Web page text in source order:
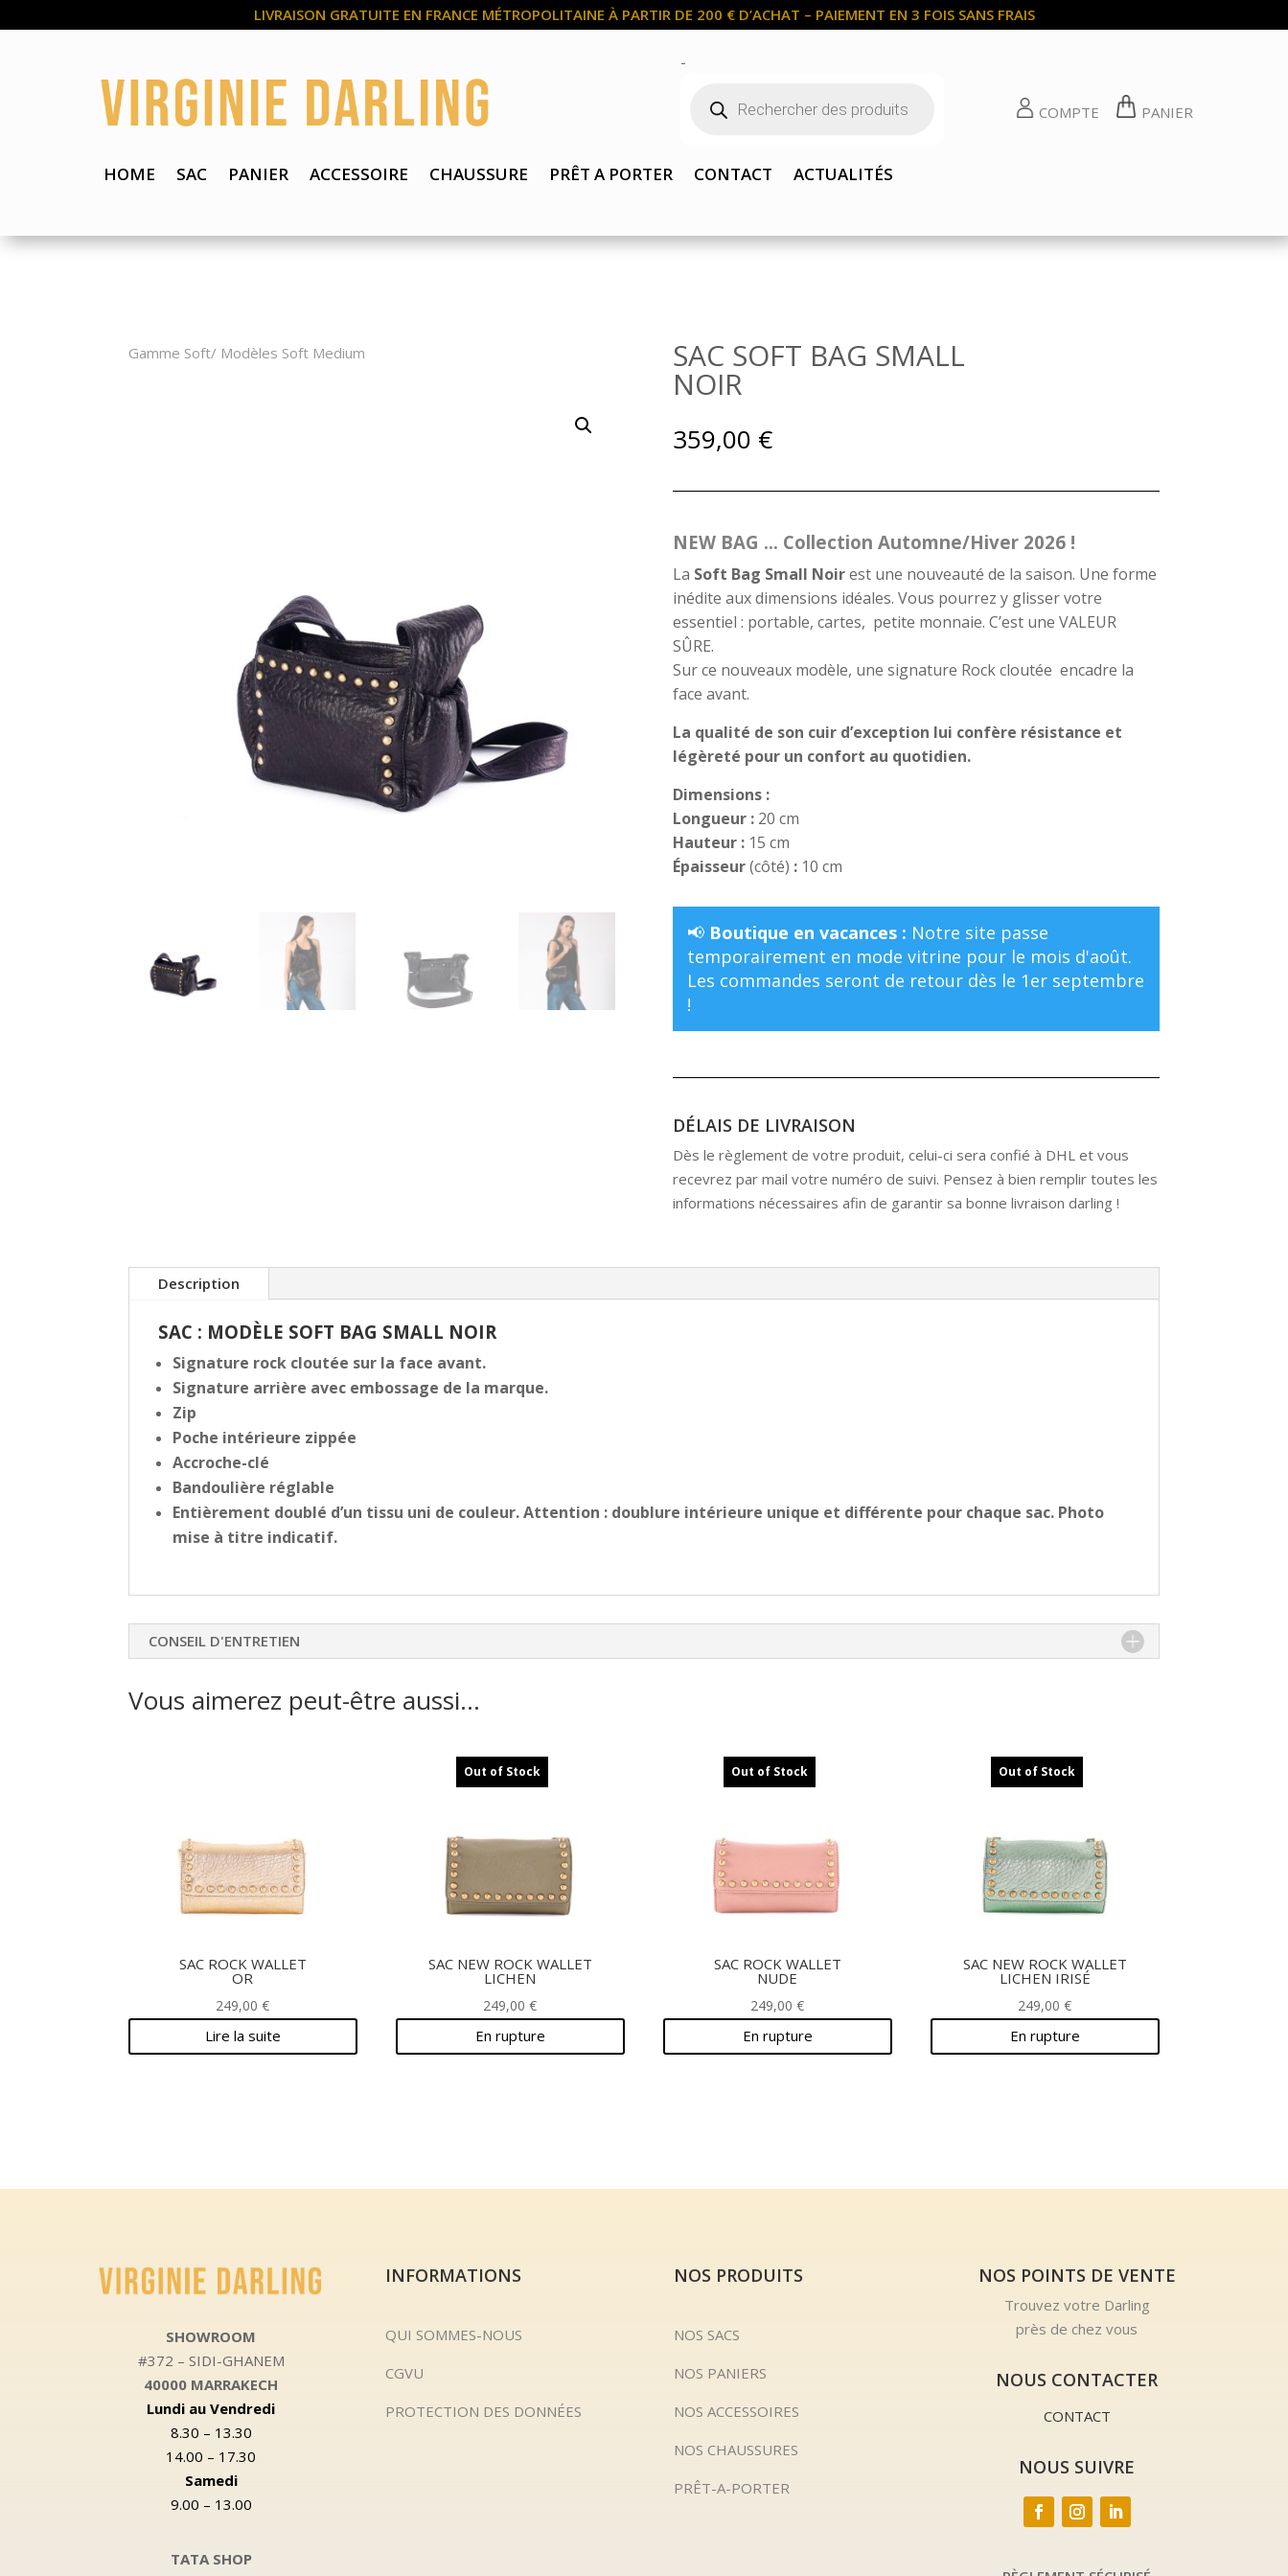
LIVRAISON GRATUITE EN FRANCE MÉTROPOLITAINE À PARTIR DE 200 € D’ACHAT – PAIEMENT EN 3 FOIS SANS FRAIS
-
produits COMPTE PANIER
HOME SAC PANIER ACCESSOIRE CHAUSSURE PRÊT A PORTER CONTACT ACTUALITÉS
Gamme Soft/ Modèles Soft Medium SAC SOFT BAG SMALL
NOIR
359,00 €
NEW BAG … Collection Automne/Hiver 2026 !
La Soft Bag Small Noirest une nouveauté de la saison. Une forme
inédite aux dimensions idéales. Vous pourrez y glisser votre
essentiel : portable, cartes, petite monnaie. C’est une VALEUR
SÛRE.
Sur ce nouveaux modèle, une signature Rock cloutée encadre la
face avant.
La qualité de son cuir d’exception lui confère résistance et
légèreté pour un confort au quotidien.
Dimensions :
Longueur :20 cm
Hauteur :15 cm
Épaisseur(côté) :10 cm
📢 Boutique en vacances : Notre site passe
temporairement en mode vitrine pour le mois d'août.
Les commandes seront de retour dès le 1er septembre
!
DÉLAIS DE LIVRAISON
Dès le règlement de votre produit, celui-ci sera confié à DHL et vous
recevrez par mail votre numéro de suivi. Pensez à bien remplir toutes les
informations nécessaires afin de garantir sa bonne livraison darling !
Description
SAC : MODÈLE SOFT BAG SMALL NOIR
Signature rock cloutée sur la face avant.
Signature arrière avec embossage de la marque.
Zip
Poche intérieure zippée
Accroche-clé
Bandoulière réglable
Entièrement doublé d’un tissu uni de couleur. Attention : doublure intérieure unique et différente pour chaque sac. Photo
mise à titre indicatif.
CONSEIL D'ENTRETIEN
Vous aimerez peut-être aussi…
SAC ROCK WALLET
OR
249,00€
Lire la suite
Out of Stock
SAC NEW ROCK WALLET
LICHEN
249,00€
En rupture
Out of Stock
SAC ROCK WALLET
NUDE
249,00€
En rupture
Out of Stock
SAC NEW ROCK WALLET
LICHEN IRISÉ
249,00€
En rupture
SHOWROOM
#372 – SIDI-GHANEM
40000 MARRAKECH
Lundi au Vendredi
8.30 – 13.30
14.00 – 17.30
Samedi
9.00 – 13.00
TATA SHOP
INFORMATIONS
QUI SOMMES-NOUS
CGVU
PROTECTION DES DONNÉES
NOS PRODUITS
NOS SACS
NOS PANIERS
NOS ACCESSOIRES
NOS CHAUSSURES
PRÊT-A-PORTER
NOS POINTS DE VENTE
Trouvez votre Darling
près de chez vous
NOUS CONTACTER
CONTACT
NOUS SUIVRE